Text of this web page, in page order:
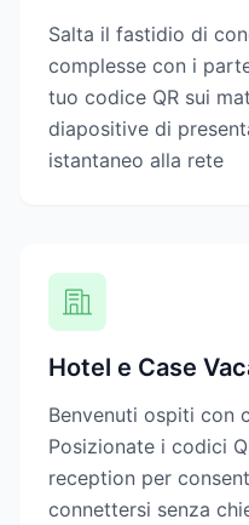
Salta il fastidio di
complesse con i
tuo codice QR sui
diapositive di
istantaneo alla rete
Hotel e Case
Benvenuti ospiti con
Posizionate i codici
reception per
connettersi senza